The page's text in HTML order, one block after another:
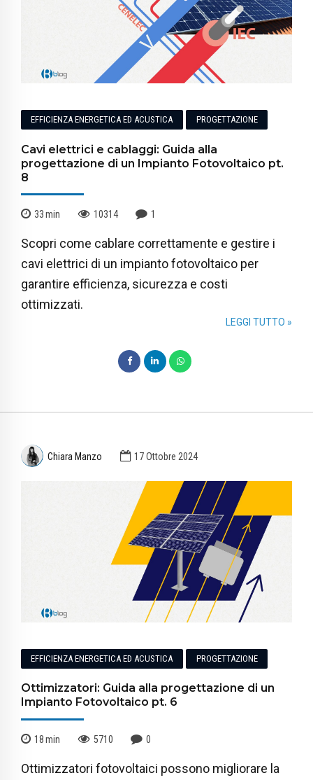
EFFICIENZA ENERGETICA ED ACUSTICA PROGETTAZIONE
Cavi elettrici e cablaggi: Guida alla
progettazione di un Impianto Fotovoltaico pt.
8
33min 10314 1
Scopri come cablare correttamente e gestire i
cavi elettrici di un impianto fotovoltaico per
garantire efficienza, sicurezza e costi
ottimizzati.
LEGGI TUTTO »
Chiara Manzo 17 Ottobre 2024
EFFICIENZA ENERGETICA ED ACUSTICA PROGETTAZIONE
Ottimizzatori: Guida alla progettazione di un
Impianto Fotovoltaico pt. 6
18min 5710 0
Ottimizzatori fotovoltaici possono migliorare la